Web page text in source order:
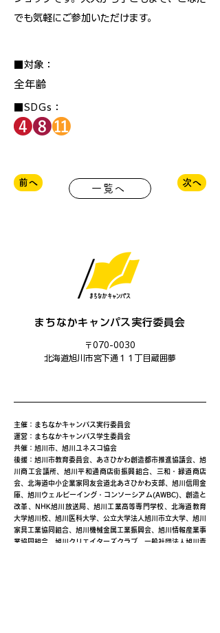
でも気軽にご参加いただけます。
■対象：
全年齢
■SDGs：
前へ
一覧へ
次へ
まちなかキャンパス実行委員会
〒070-0030
​北海道旭川市宮下通１１丁目蔵囲夢
主催：まちなかキャンパス実行委員会
運営：まちなかキャンパス学生委員会
共催：旭川市、旭川ユネスコ協会
後援：旭川市教育委員会、あさひかわ創造都市推進協議会、旭
川商工会議所、旭川平和通商店街振興組合、三和・緑道商店
会、北海道中小企業家同友会道北あさひかわ支部、旭川信用金
庫、旭川ウェルビーイング・コンソーシアム(AWBC)、創造と
改革、NHK旭川放送局、旭川工業高等専門学校、北海道教育
大学旭川校、旭川医科大学、公立大学法人旭川市立大学、旭川
家具工業協同組合、旭川機械金属工業振興会、旭川情報産業事
業協同組合、旭川クリエイターズクラブ、一般社団法人旭川青